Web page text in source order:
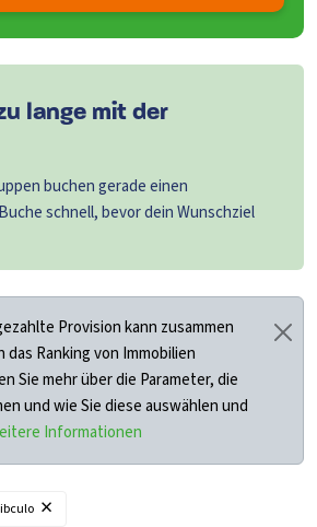
lange mit der
buchen gerade einen
schnell, bevor dein Wunschziel
Provision kann zusammen
Ranking von Immobilien
Sie mehr über die Parameter, die
und wie Sie diese auswählen und
Informationen
×